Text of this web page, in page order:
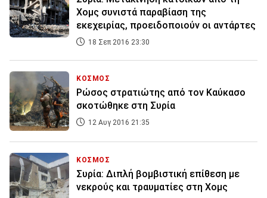
Χομς συνιστά παραβίαση της
εκεχειρίας, προειδοποιούν οι αντάρτες
18 Σεπ 2016 23:30
ΚΟΣΜΟΣ
Ρώσος στρατιώτης από τον Καύκασο
σκοτώθηκε στη Συρία
12 Αυγ 2016 21:35
ΚΟΣΜΟΣ
Συρία: Διπλή βομβιστική επίθεση με
νεκρούς και τραυματίες στη Χομς